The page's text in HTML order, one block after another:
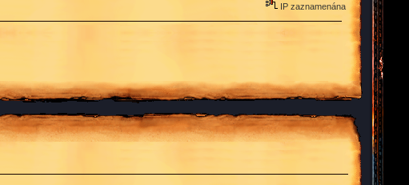
IP zaznamenána